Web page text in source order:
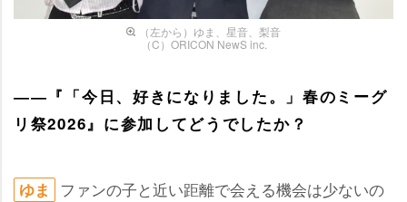
（左から）ゆま、星音、梨音
（C）ORICON NewS inc.
――『「今日、好きになりました。」春のミーグ
リ祭2026』に参加してどうでしたか？
ゆま
ファンの子と近い距離で会える機会は少ないの